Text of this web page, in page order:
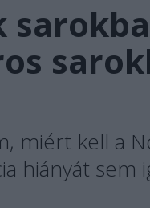
miért kell a
hiányát sem